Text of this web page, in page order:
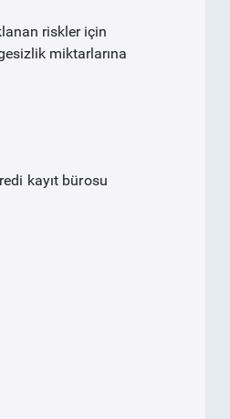
riskler için
miktarlarına
kayıt bürosu